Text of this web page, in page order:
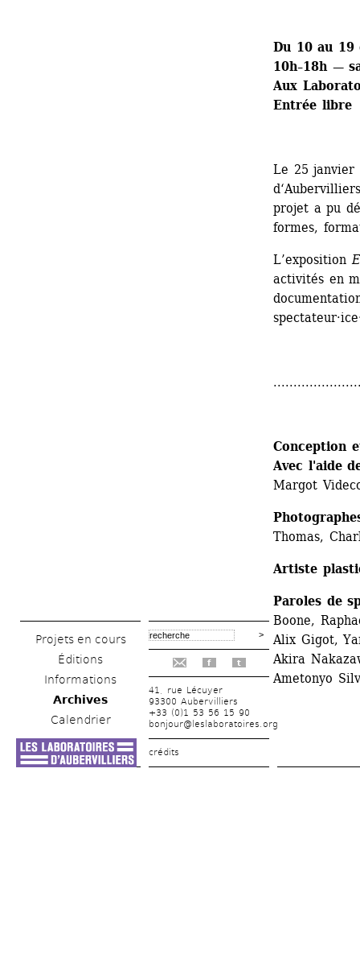
Projets en cours
Éditions
Informations
Archives
Calendrier
f t
41, rue Lécuyer
93300 Aubervilliers
+33 (0)1 53 56 15 90
bonjour@leslaboratoires.org
crédits
Du 10 au 19
10h–18h —
Aux
Entrée libre
Le 25 janvier
projet a pu
formes,
L’exposition
activités en
Conception
Avec l'aide
Margot
Thomas,
Artiste
Paroles de
Boone,
Alix Gigot,
Akira
Ametonyo